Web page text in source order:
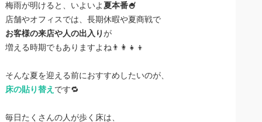
梅雨が明けると、いよいよ夏本番🍧
店舗やオフィスでは、長期休暇や夏商戦で
お客様の来店や人の出入りが
増える時期でもありますよね👨‍👩‍👧‍👦
そんな夏を迎える前におすすめしたいのが、
床の貼り替え です🔁
毎日たくさんの人が歩く床は、